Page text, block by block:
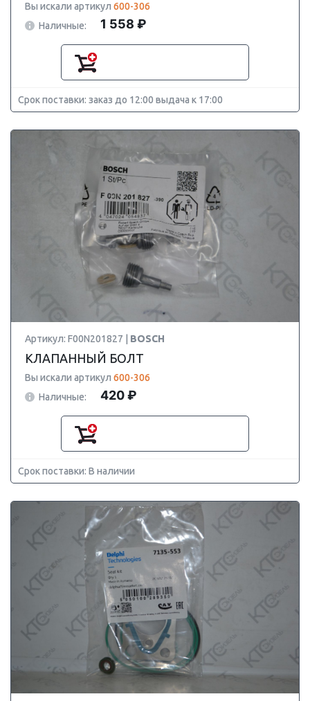
Вы искали артикул 600-306
Наличные:
1 558 ₽
Срок поставки: заказ до 12:00 выдача к 17:00
Артикул: F00N201827 | BOSCH
КЛАПАННЫЙ БОЛТ
Вы искали артикул 600-306
Наличные:
420 ₽
Срок поставки: В наличии